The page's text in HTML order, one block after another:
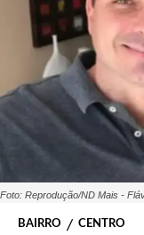
Foto: Reprodução/ND Mais -
BAIRRO CENTRO